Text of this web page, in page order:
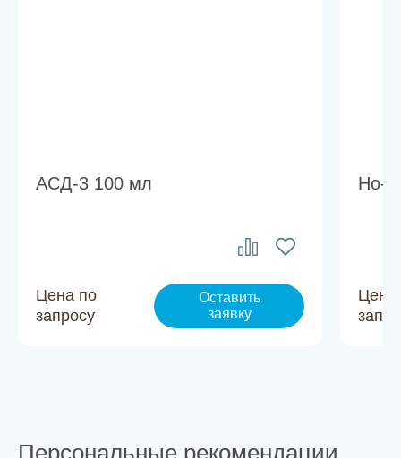
АСД-3 100 мл
Цена по
запросу
Оставить
заявку
Но-
Цена
Персональные рекомендации